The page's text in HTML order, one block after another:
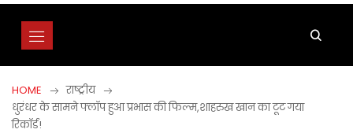
HOME
राष्ट्रीय
धुरंधर के सामने फ्लॉप हुआ प्रभास की फिल्म,शाहरुख खान का टूट गया
रिकॉर्ड!